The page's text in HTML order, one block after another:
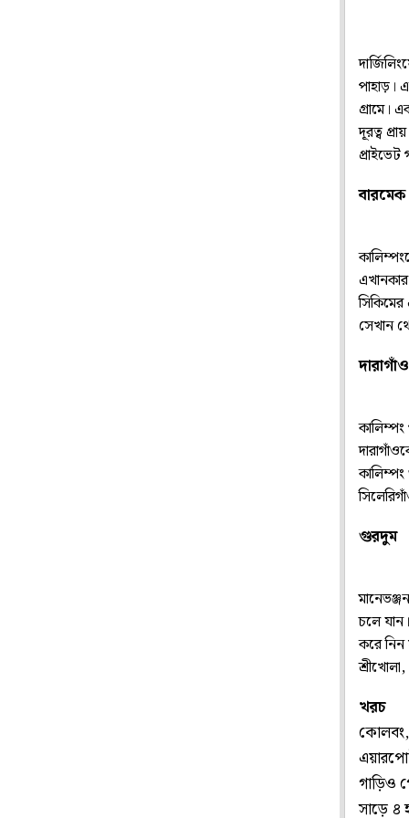
পাহাড়।
গ্রামে।
দূরত্ব
বারমেক
সেখান
দারাগাঁও
গুরদুম
চলে
করে
খরচ
কোলবং,
গাড়িও
সাড়ে ৪